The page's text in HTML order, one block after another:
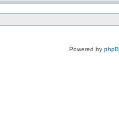
Powered by